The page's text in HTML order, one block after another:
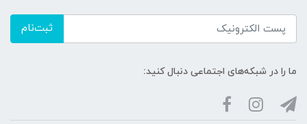
ثبت‌نام
ما را در شبکه‌های اجتماعی دنبال کنید: